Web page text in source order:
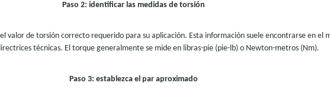
Paso 2: identificar las medidas de torsión
valor de torsión correcto requerido para su aplicación. Esta información suele encontrarse en el
técnicas. El torque generalmente se mide en libras-pie (pie-lb) o Newton-metros (Nm).
Paso 3: establezca el par aproximado